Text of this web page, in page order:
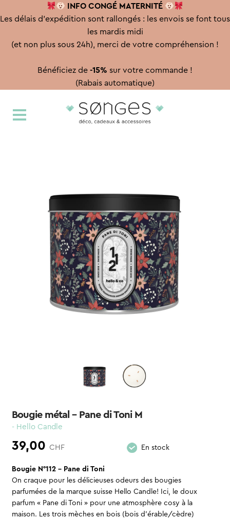
INFO CONGÉ MATERNITÉ
Les délais d'expédition sont rallongés : les envois se font tous
les mardis midi
(et non plus sous 24h), merci de votre compréhension !
Bénéficiez de -15% sur votre commande !
(Rabais automatique)
à
au
Bougie métal – Pane di Toni M
- Hello Candle
39,00 CHF En stock
Bougie N°112 – Pane di Toni
On craque pour les délicieuses odeurs des bougies
parfumées de la marque suisse Hello Candle! Ici, le doux
parfum « Pane di Toni » pour une atmosphère cosy à la
maison. Les trois mèches en bois (bois d’érable/cèdre)